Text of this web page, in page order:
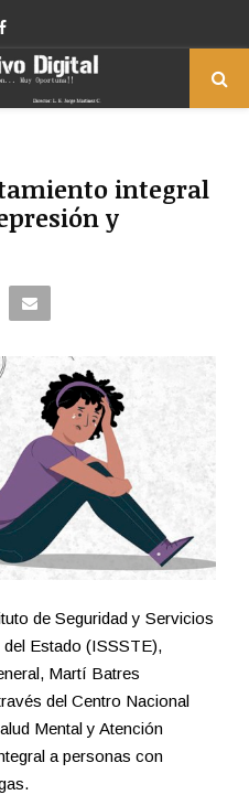
Facebook
integral
y
de Seguridad y Servicios
Estado (ISSSTE),
Martí Batres
del Centro Nacional
Mental y Atención
a personas con